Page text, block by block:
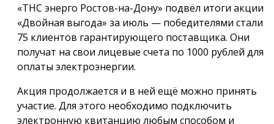
«ТНС энерго Ростов-на-Дону» подвёл итоги акции
«Двойная выгода» за июль — победителями стали
75 клиентов гарантирующего поставщика. Они
получат на свои лицевые счета по 1000 рублей для
оплаты электроэнергии.
Акция продолжается и в ней ещё можно принять
участие. Для этого необходимо подключить
электронную квитанцию любым способом и